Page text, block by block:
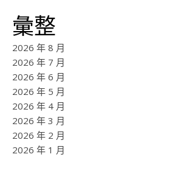
彙整
2026 年 8 月
2026 年 7 月
2026 年 6 月
2026 年 5 月
2026 年 4 月
2026 年 3 月
2026 年 2 月
2026 年 1 月